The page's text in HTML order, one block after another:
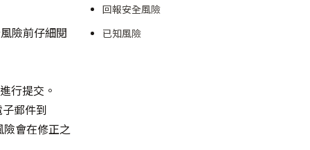
險前仔細閱
行提交。
郵件到
會在修正之
回報安全風險
已知風險